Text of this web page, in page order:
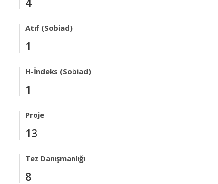
Atıf (Sobiad)
1
H-İndeks (Sobiad)
1
Proje
13
Tez Danışmanlığı
8